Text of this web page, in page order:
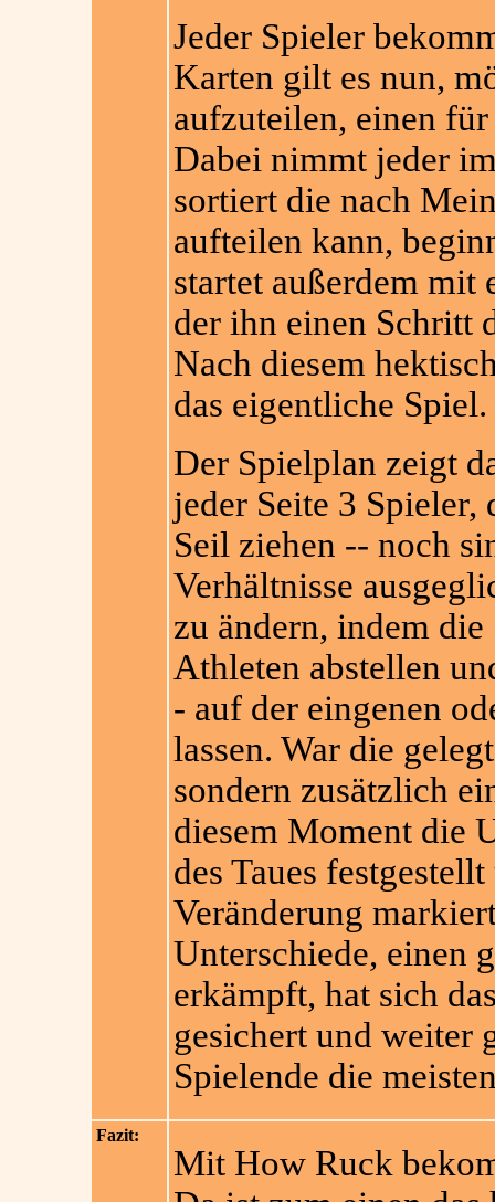
Jeder Spieler
Karten gilt es nun,
aufzuteilen, einen
Dabei nimmt jeder
sortiert die nach
aufteilen kann,
startet außerdem
der ihn einen Schritt
Nach diesem
das eigentliche Spiel.
Der Spielplan zeigt
jeder Seite 3 Spieler,
Seil ziehen -- noch
Verhältnisse
zu ändern, indem
Athleten abstellen
- auf der eingenen
lassen. War die
sondern zusätzlich
diesem Moment die
des Taues
Veränderung
Unterschiede, einen
erkämpft, hat sich
gesichert und weiter
Spielende die
Fazit:
Mit How Ruck